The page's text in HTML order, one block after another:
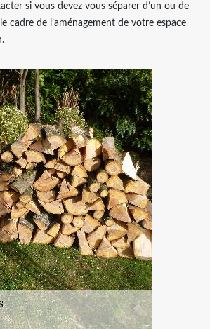
si vous devez vous séparer d’un ou de
cadre de l’aménagement de votre espace